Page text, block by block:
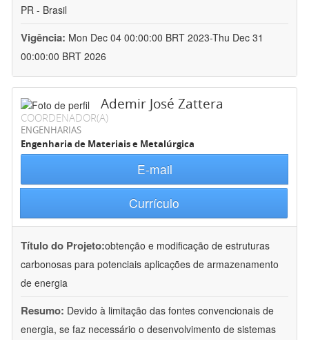
PR - Brasil
Vigência: Mon Dec 04 00:00:00 BRT 2023-Thu Dec 31
00:00:00 BRT 2026
Ademir José Zattera
COORDENADOR(A)
ENGENHARIAS
Engenharia de Materiais e Metalúrgica
E-mail
Currículo
Título do Projeto:obtenção e modificação de estruturas
carbonosas para potenciais aplicações de armazenamento
de energia
Resumo: Devido à limitação das fontes convencionais de
energia, se faz necessário o desenvolvimento de sistemas